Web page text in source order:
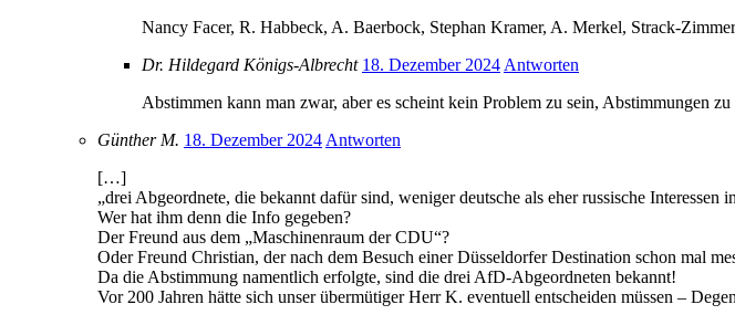
Nancy Facer, R. Habbeck, A. Baerbock, Stephan Kramer, A. Merkel, Strack-
Dr. Hildegard Königs-Albrecht 18. Dezember 2024 Antworten
Abstimmen kann man zwar, aber es scheint kein Problem zu sein, Abstimmungen
Günther M. 18. Dezember 2024 Antworten
[…]
„drei Abgeordnete, die bekannt dafür sind, weniger deutsche als eher russische Interessen
Wer hat ihm denn die Info gegeben?
Der Freund aus dem „Maschinenraum der CDU“?
Oder Freund Christian, der nach dem Besuch einer Düsseldorfer Destination schon mal
Da die Abstimmung namentlich erfolgte, sind die drei AfD-Abgeordneten bekannt!
Vor 200 Jahren hätte sich unser übermütiger Herr K. eventuell entscheiden müssen –